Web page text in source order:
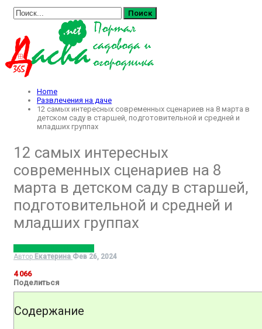
Home
Развлечения на даче
12 самых интересных современных сценариев на 8 марта в
детском саду в старшей, подготовительной и средней и
младших группах
12 самых интересных
современных сценариев на 8
марта в детском саду в старшей,
подготовительной и средней и
младших группах
Автор Екатерина Фев 26, 2024
4 066
Поделиться
Содержание